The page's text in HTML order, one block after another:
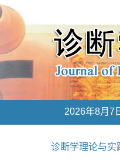
2026年8月7
诊断学理论与实